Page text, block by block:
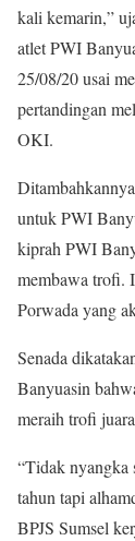
kali kemarin,”
atlet PWI
25/08/20 usai
pertandingan
OKI.
untuk PWI
kiprah PWI
membawa trofi.
Porwada yang
Senada
Banyuasin
meraih trofi
“Tidak nyangka
tahun tapi
BPJS Sumsel